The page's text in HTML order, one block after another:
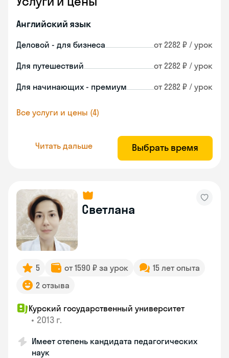
Английский язык
Деловой - для бизнеса от 2282 ₽ / урок
Для путешествий от 2282 ₽ / урок
Для начинающих - премиум от 2282 ₽ / урок
Все услуги и цены (4)
Читать дальше Выбрать время
Светлана
5 от 1590 ₽ за урок
15 лет опыта
2 отзыва
Курский государственный университет
• 2013 г.
Имеет степень кандидата педагогических
наук